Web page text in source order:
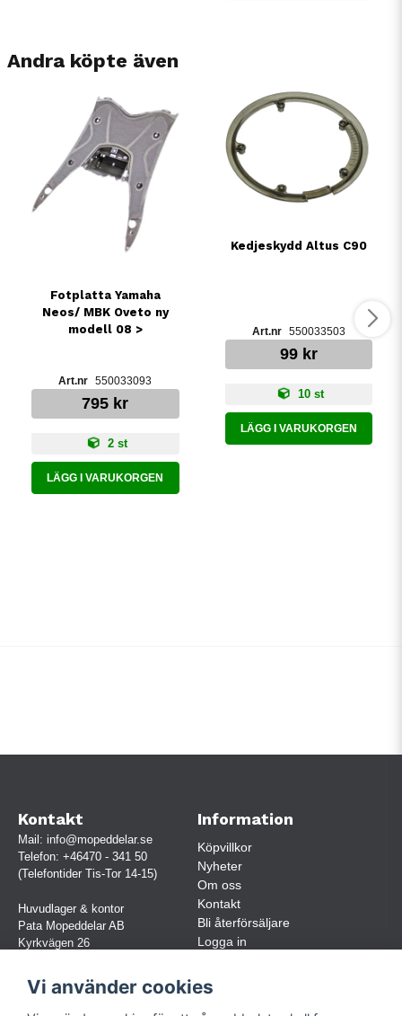
Andra köpte även
Fotplatta Yamaha
Neos/ MBK Oveto ny
modell 08 >
550033093
795 kr
2 st
LÄGG I VARUKORGEN
Kedjeskydd Altus C90
550033503
99 kr
10 st
LÄGG I VARUKORGEN
Kontakt
Mail: info@mopeddelar.se
Telefon: +46470 - 341 50
(Telefontider Tis-Tor 14-15)
Huvudlager & kontor
Pata Mopeddelar AB
Kyrkvägen 26
(OBS. Endast förbokade besök)
Org.nr: 559030-5248
Information
Köpvillkor
Nyheter
Om oss
Kontakt
Bli återförsäljare
Logga in
Vi använder cookies